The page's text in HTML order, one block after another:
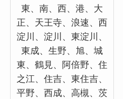
東、南、西、港、大
正、天王寺、浪速、西
淀川、淀川、東淀川、
東成、生野、旭、城
東、鶴見、阿倍野、住
之江、住吉、東住吉、
平野、西成、高槻、茨